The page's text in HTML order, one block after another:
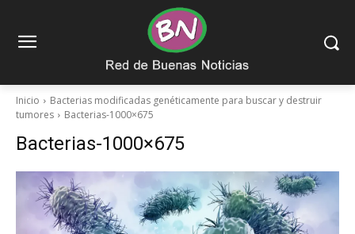
Inicio
Bacterias modificadas genéticamente para buscar y destruir
tumores
Bacterias-1000×675
Bacterias-1000×675